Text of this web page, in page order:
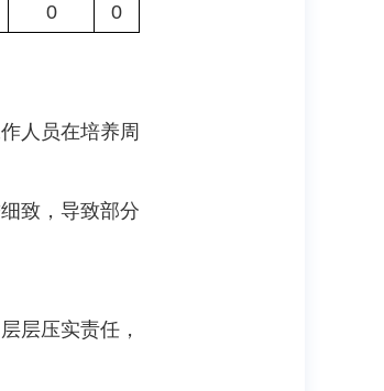
0
0
人员在培养周
致，导致部分
层压实责任，